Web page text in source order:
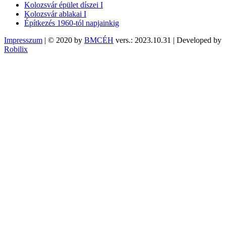
Kolozsvár épület díszei I
Kolozsvár ablakai I
Építkezés 1960-tól napjainkig
Impresszum | © 2020 by BMCÉH vers.: 2023.10.31 | Developed by
Robilix